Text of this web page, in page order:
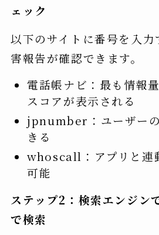
ェック
以下のサイトに番号を入
害報告が確認できます。
電話帳ナビ：最も情報
スコアが表示される
jpnumber：ユーザー
きる
whoscall：アプリと連
可能
ステップ2：検索エンジン
で検索